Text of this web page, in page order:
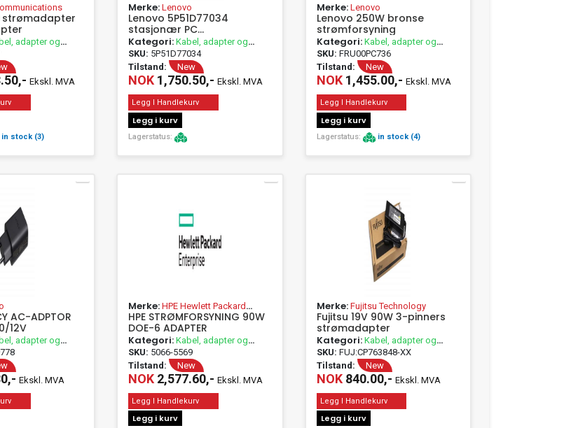
strømadapter
adapter og
Ekskl. MVA
in stock (3)
Merke:Lenovo
Lenovo 5P51D77034
stasjonær PC
strømadapter 180W
Kategori:Kabel, adapter og
passivt utstyr
SKU: 5P51D77034
Tilstand:
New
NOK 1,750.50,-Ekskl. MVA
Legg I Handlekurv
Legg i kurv
Lagerstatus:
Merke: Lenovo
Lenovo 250W bronse
strømforsyning
Kategori: Kabel, adapter og
passivt utstyr
SKU: FRU00PC736
Tilstand:
New
NOK1,455.00,- Ekskl. MVA
Legg I Handlekurv
Legg i kurv
Lagerstatus: in stock (4)
AC-ADPTOR
12V
adapter og
Ekskl. MVA
Merke:HPE Hewlett Packard
Enterprise
HPE STRØMFORSYNING 90W
DOE-6 ADAPTER
Kategori:Kabel, adapter og
passivt utstyr
SKU: 5066-5569
Tilstand:
New
NOK 2,577.60,-Ekskl. MVA
Legg I Handlekurv
Legg i kurv
Merke: Fujitsu Technology
Fujitsu 19V 90W 3-pinners
strømadapter
Kategori: Kabel, adapter og
passivt utstyr
SKU: FUJ:CP763848-XX
Tilstand:
New
NOK840.00,- Ekskl. MVA
Legg I Handlekurv
Legg i kurv